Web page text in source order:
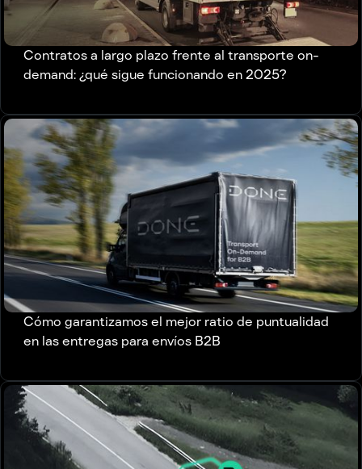
Contratos a largo plazo frente al transporte on-
demand: ¿qué sigue funcionando en 2025?
Cómo garantizamos el mejor ratio de puntualidad
en las entregas para envíos B2B